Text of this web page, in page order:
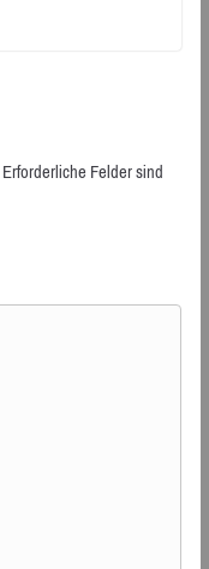
Erforderliche Felder sind